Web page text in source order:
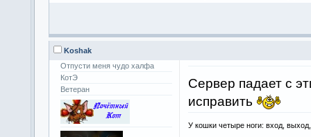
Koshak
Отпусти меня чудо халфа
КотЭ
Ветеран
Сервер падает с
исправить
У кошки четыре ноги: вход,